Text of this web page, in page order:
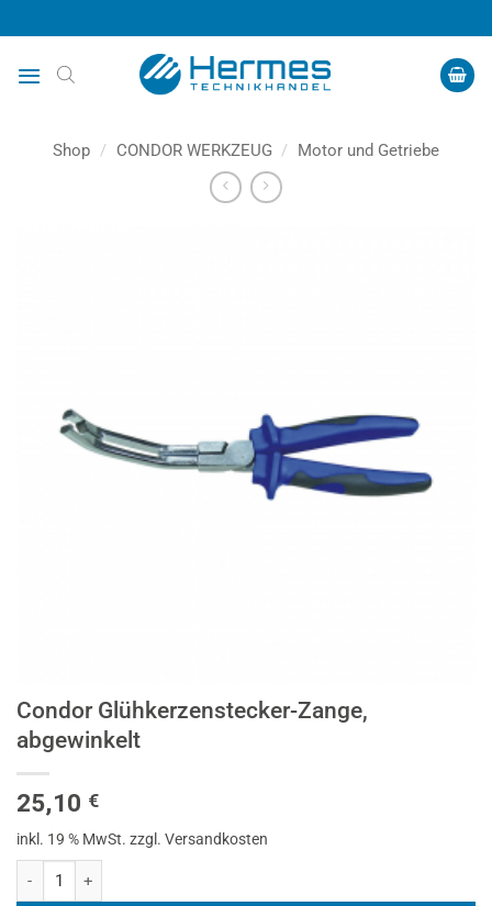
Inhalt
springen
Shop / CONDOR WERKZEUG / Motor und Getriebe
Condor Glühkerzenstecker-Zange,
abgewinkelt
25,10 €
inkl. 19 % MwSt. zzgl. Versandkosten
Condor Glühkerzenstecker-Zange, abgewinkelt Menge